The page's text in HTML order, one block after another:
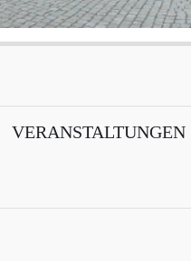
VERANSTALTUNGEN